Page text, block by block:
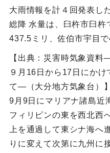
大雨情報を計４回発表し
総降 水量は、臼杵市臼
437.5ミリ、佐伯市宇目
【出典：災害時気象資
９月16日から17日にか
て―（大分地方気象台）】
9月9日にマリアナ諸島近
フィリピンの東を西北西
上を通過して東シナ海へ
りに変えて次第に九州に